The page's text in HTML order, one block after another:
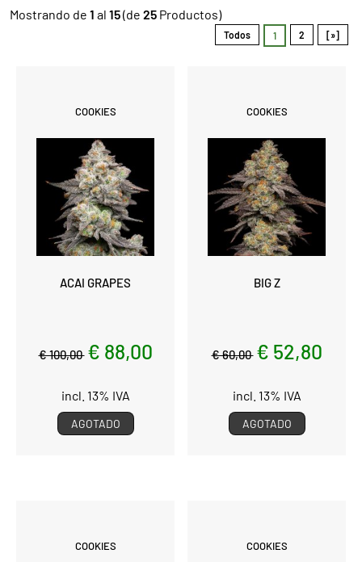
Mostrando de 1 al 15(de 25 Productos)
Todos 1 2 [»]
COOKIES
ACAI GRAPES
€ 100,00 € 88,00
incl. 13% IVA
AGOTADO
COOKIES
BIG Z
€ 60,00 € 52,80
incl. 13% IVA
AGOTADO
COOKIES COOKIES